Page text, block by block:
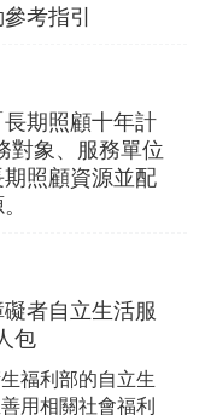
考指引
長期照顧十年計
對象、服務單位
照顧資源並配
礙者自立生活服
包
福利部的自立生
用相關社會福利